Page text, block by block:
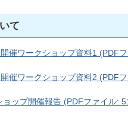
て
催ワークショップ資料1 (PDF
催ワークショップ資料2 (PDF
ョップ開催報告 (PDFファイル: